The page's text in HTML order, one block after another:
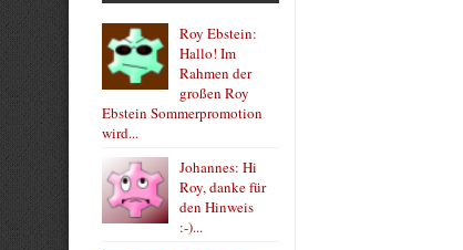
Roy Ebstein:
Hallo! Im
Rahmen der
großen Roy
Ebstein Sommerpromotion
wird...
Johannes: Hi
Roy, danke für
den Hinweis
:-)...